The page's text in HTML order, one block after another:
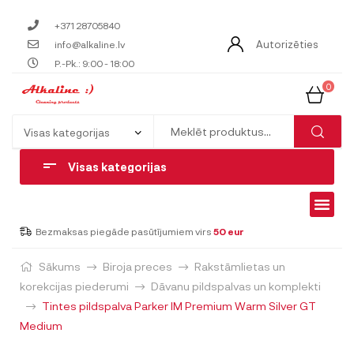
+371 28705840
info@alkaline.lv
P.-Pk.: 9:00 - 18:00
Autorizēties
0
Visas kategorijas
Bezmaksas piegāde pasūtījumiem virs 50 eur
Sākums Biroja preces
Rakstāmlietas un
korekcijas piederumi
Dāvanu pildspalvas un komplekti
Tintes pildspalva Parker IM Premium Warm Silver GT
Medium